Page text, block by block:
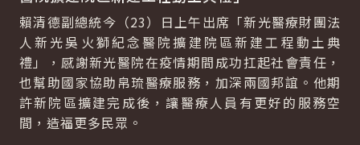
賴清德副總統今（23）日上午出席「新光醫療財團法
人新光吳火獅紀念醫院擴建院區新建工程動土典
禮」，感謝新光醫院在疫情期間成功扛起社會責任，
也幫助國家協助帛琉醫療服務，加深兩國邦誼。他期
許新院區擴建完成後，讓醫療人員有更好的服務空
間，造福更多民眾。